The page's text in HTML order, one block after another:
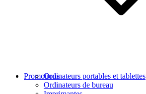
Ordinateurs portables et tablettes
Ordinateurs de bureau
Promotions